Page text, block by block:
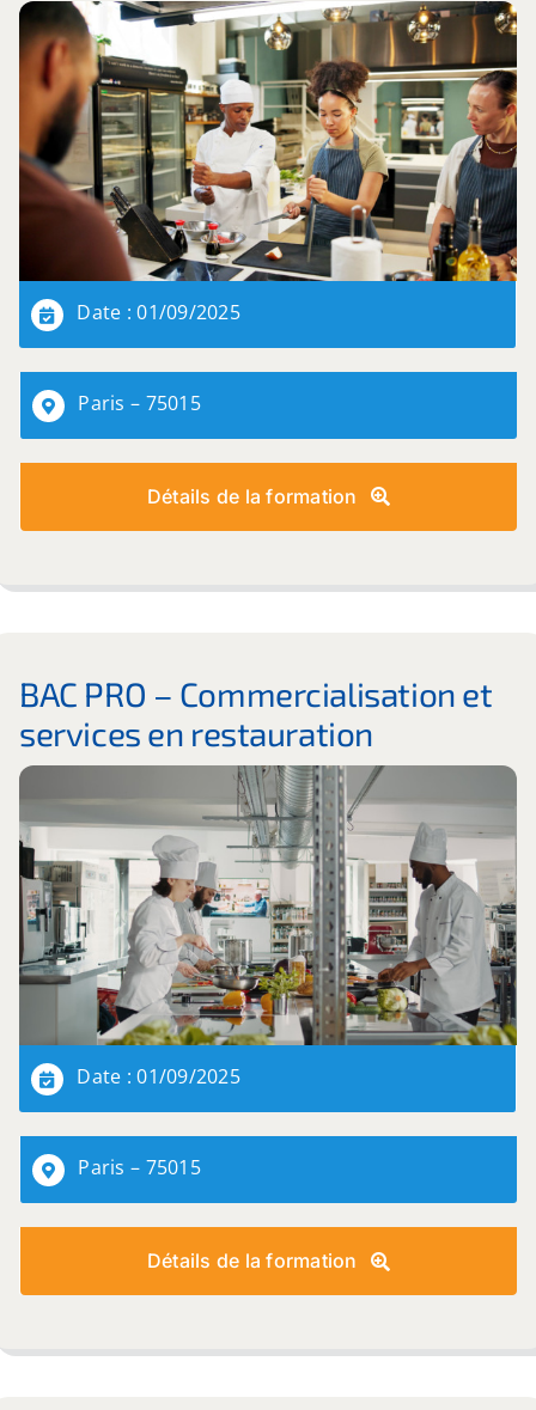
Date : 01/09/2025
Paris – 75015
Détails de la formation
BAC PRO – Commercialisation et
services en restauration
Date : 01/09/2025
Paris – 75015
Détails de la formation